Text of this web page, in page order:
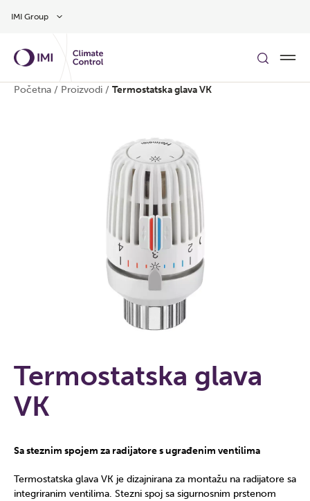
IMI Group
Početna / Proizvodi / Termostatska glava VK
Termostatska glava
VK
Sa steznim spojem za radijatore s ugrađenim ventilima
Termostatska glava VK je dizajnirana za montažu na radijatore sa
integriranim ventilima. Stezni spoj sa sigurnosnim prstenom